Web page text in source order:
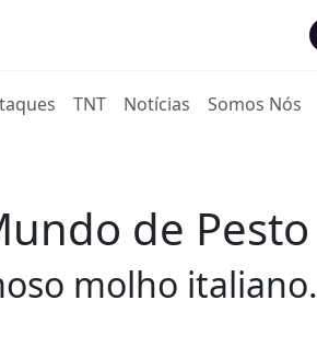
TNT Notícias Somos Nós
de Pesto
molho italiano.